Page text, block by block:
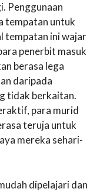
Penggunaan
tempatan untuk
tempatan ini wajar
penerbit masuk
berasa lega
daripada
tidak berkaitan.
para murid
teruja untuk
mereka sehari-
dipelajari dan